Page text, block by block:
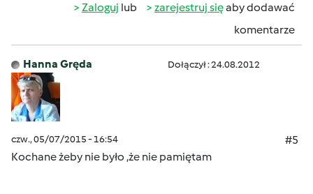
Zaloguj lub zarejestruj sięaby dodawać
komentarze
Hanna Gręda Dołączył : 24.08.2012
czw., 05/07/2015 - 16:54
#5
Kochane żeby nie było ,że nie pamiętam